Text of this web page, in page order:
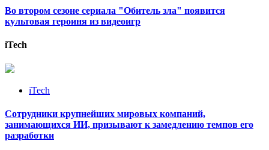
Во втором сезоне сериала "Обитель зла" появится
культовая героиня из видеоигр
iTech
iTech
Сотрудники крупнейших мировых компаний,
занимающихся ИИ, призывают к замедлению темпов его
разработки